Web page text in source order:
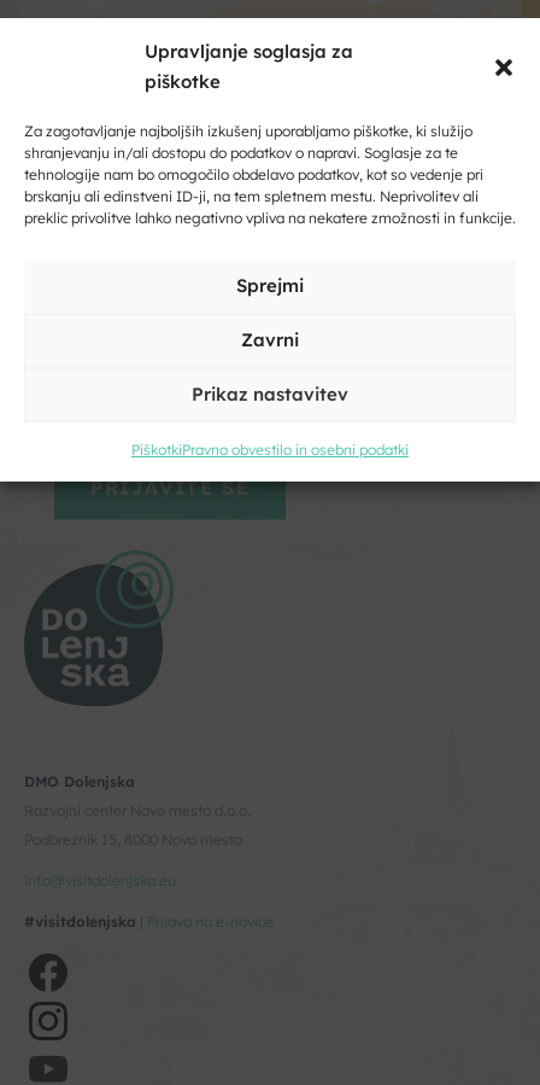
Upravljanje soglasja za
piškotke
Za zagotavljanje najboljših izkušenj uporabljamo piškotke, ki služijo
shranjevanju in/ali dostopu do podatkov o napravi. Soglasje za te
tehnologije nam bo omogočilo obdelavo podatkov, kot so vedenje pri
brskanju ali edinstveni ID-ji, na tem spletnem mestu. Neprivolitev ali
preklic privolitve lahko negativno vpliva na nekatere zmožnosti in funkcije.
Sprejmi
Zavrni
Prikaz nastavitev
PiškotkiPravno obvestilo in osebni podatki
Kliknite, če želite sprejeti piškotke
trženje in omogočiti to vsebino
DMO Dolenjska
info@visitdolenjska.eu
#visitdolenjska Prijava na e-novice
Dobrodošli na Dolenjskem!
Vpišite svoj e-naslov
varstvu podatkov GDPR.